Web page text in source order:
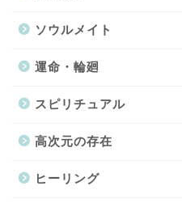
ソウルメイト
運命・輪廻
スピリチュアル
高次元の存在
ヒーリング